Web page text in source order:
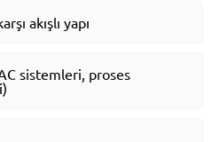
akışlı yapı
sistemleri, proses